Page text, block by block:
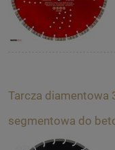
Tarcza diamentowa
segmentowa do